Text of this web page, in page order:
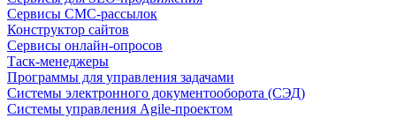
Сервисы СМС-рассылок
Конструктор сайтов
Сервисы онлайн-опросов
Таск-менеджеры
Программы для управления задачами
Системы электронного документооборота (СЭД)
Системы управления Agile-проектом